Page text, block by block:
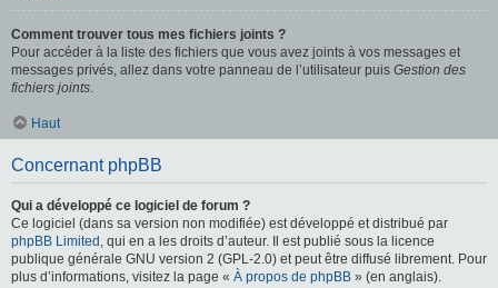
Comment trouver tous mes fichiers joints ?
Pour accéder à la liste des fichiers que vous avez joints à vos messages et
messages privés, allez dans votre panneau de l’utilisateur puis Gestion des
fichiers joints.
Haut
Concernant phpBB
Qui a développé ce logiciel de forum ?
Ce logiciel (dans sa version non modifiée) est développé et distribué par
phpBB Limited , qui en a les droits d’auteur. Il est publié sous la licence
publique générale GNU version 2 (GPL-2.0) et peut être diffusé librement. Pour
plus d’informations, visitez la page « À propos de phpBB » (en anglais).